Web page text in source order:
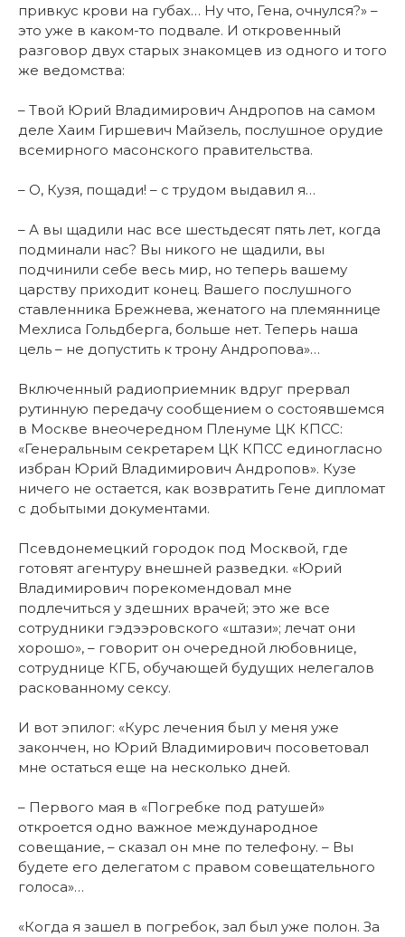
привкус крови на губах… Ну что, Гена, очнулся?» –
это уже в каком-то подвале. И откровенный
разговор двух старых знакомцев из одного и того
же ведомства:
– Твой Юрий Владимирович Андропов на самом
деле Хаим Гиршевич Майзель, послушное орудие
всемирного масонского правительства.
– О, Кузя, пощади! – с трудом выдавил я…
– А вы щадили нас все шестьдесят пять лет, когда
подминали нас? Вы никого не щадили, вы
подчинили себе весь мир, но теперь вашему
царству приходит конец. Вашего послушного
ставленника Брежнева, женатого на племяннице
Мехлиса Гольдберга, больше нет. Теперь наша
цель – не допустить к трону Андропова»…
Включенный радиоприемник вдруг прервал
рутинную передачу сообщением о состоявшемся
в Москве внеочередном Пленуме ЦК КПСС:
«Генеральным секретарем ЦК КПСС единогласно
избран Юрий Владимирович Андропов». Кузе
ничего не остается, как возвратить Гене дипломат
с добытыми документами.
Псевдонемецкий городок под Москвой, где
готовят агентуру внешней разведки. «Юрий
Владимирович порекомендовал мне
подлечиться у здешних врачей; это же все
сотрудники гэдээровского «штази»; лечат они
хорошо», – говорит он очередной любовнице,
сотруднице КГБ, обучающей будущих нелегалов
раскованному сексу.
И вот эпилог: «Курс лечения был у меня уже
закончен, но Юрий Владимирович посоветовал
мне остаться еще на несколько дней.
– Первого мая в «Погребке под ратушей»
откроется одно важное международное
совещание, – сказал он мне по телефону. – Вы
будете его делегатом с правом совещательного
голоса»…
«Когда я зашел в погребок, зал был уже полон. За